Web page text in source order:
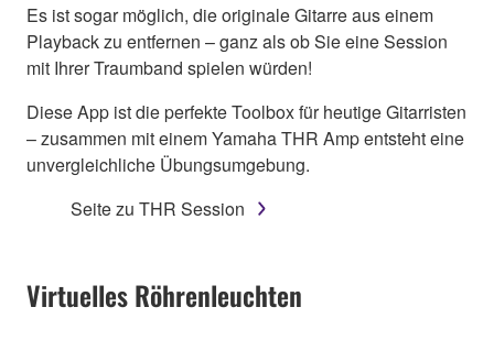
Es ist sogar möglich, die originale Gitarre aus einem
Playback zu entfernen – ganz als ob Sie eine Session
mit Ihrer Traumband spielen würden!
Diese App ist die perfekte Toolbox für heutige Gitarristen
– zusammen mit einem Yamaha THR Amp entsteht eine
unvergleichliche Übungsumgebung.
Seite zu THR Session
Virtuelles Röhrenleuchten